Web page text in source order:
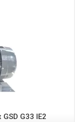
G33 IE2